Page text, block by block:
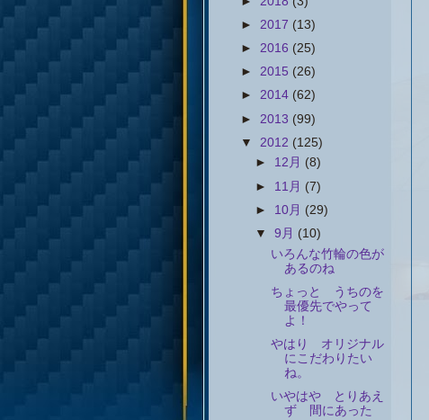
► 2017 (13)
► 2016 (25)
► 2015 (26)
► 2014 (62)
► 2013 (99)
▼ 2012 (125)
► 12月 (8)
► 11月 (7)
► 10月 (29)
▼9月 (10)
いろんな竹輪の色が
あるのね
ちょっと うちのを
最優先でやって
よ！
やはり オリジナル
にこだわりたい
ね。
いやはや とりあえ
ず 間にあった